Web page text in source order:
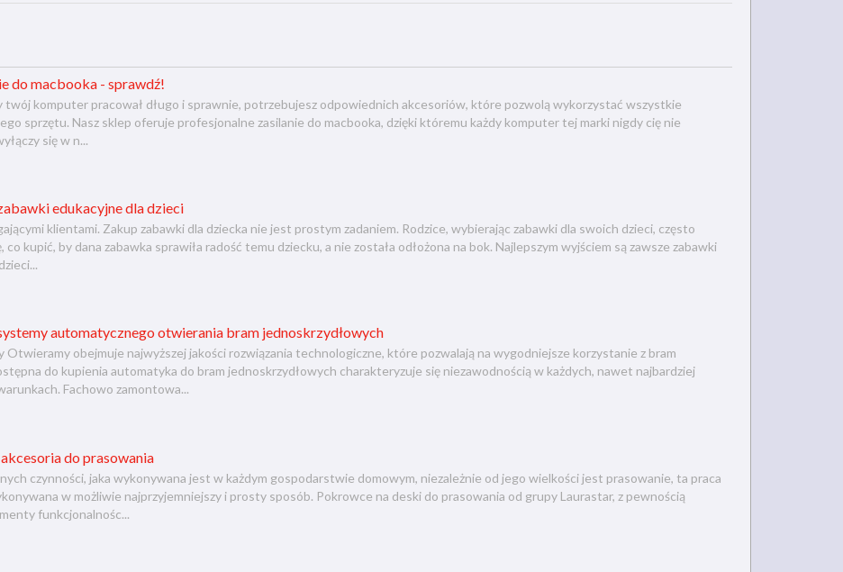
do macbooka - sprawdź!
twój komputer pracował długo i sprawnie, potrzebujesz odpowiednich akcesoriów, które pozwolą wykorzystać wszystkie
sprzętu. Nasz sklep oferuje profesjonalne zasilanie do macbooka, dzięki któremu każdy komputer tej marki nigdy cię nie
się w n...
edukacyjne dla dzieci
klientami. Zakup zabawki dla dziecka nie jest prostym zadaniem. Rodzice, wybierając zabawki dla swoich dzieci, często
co kupić, by dana zabawka sprawiła radość temu dziecku, a nie została odłożona na bok. Najlepszym wyjściem są zawsze zabawki
automatycznego otwierania bram jednoskrzydłowych
Otwieramy obejmuje najwyższej jakości rozwiązania technologiczne, które pozwalają na wygodniejsze korzystanie z bram
do kupienia automatyka do bram jednoskrzydłowych charakteryzuje się niezawodnością w każdych, nawet najbardziej
Fachowo zamontowa...
do prasowania
czynności, jaka wykonywana jest w każdym gospodarstwie domowym, niezależnie od jego wielkości jest prasowanie, ta praca
w możliwie najprzyjemniejszy i prosty sposób. Pokrowce na deski do prasowania od grupy Laurastar, z pewnością
funkcjonalnośc...